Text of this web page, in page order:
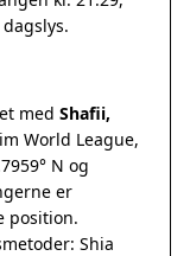
med Shafii,
World League,
N og
er
position.
Shia